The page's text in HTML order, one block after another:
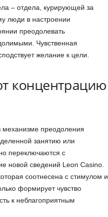
– отдела, курирующей за
люди в настроении
преодолевать
Чувственная
желание к цели.
концентрацию
преодоления
занятию или
переключаются с
новой сведений Leon Casino.
соотнесена с стимулом и
формирует чувство
к неблагоприятным